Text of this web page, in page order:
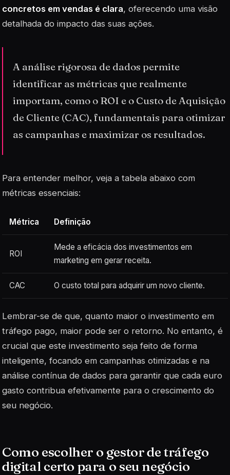
concretos em vendas é clara, oferecendo uma visão
detalhada do impacto das suas ações.
A análise rigorosa de dados permite
identificar as métricas que realmente
importam, como o ROI e o Custo de Aquisição
de Cliente (CAC), fundamentais para otimizar
as campanhas e maximizar os resultados.
Para entender melhor, veja a tabela abaixo com
métricas essenciais:
Métrica Definição
ROI
Mede a eficácia dos investimentos em
marketing em gerar receita.
CAC O custo total para adquirir um novo cliente.
Lembrar-se de que, quanto maior o investimento em
tráfego pago, maior pode ser o retorno. No entanto, é
crucial que este investimento seja feito de forma
inteligente, focando em campanhas otimizadas e na
análise contínua de dados para garantir que cada euro
gasto contribua efetivamente para o crescimento do
seu negócio.
Como escolher o gestor de tráfego
digital certo para o seu negócio